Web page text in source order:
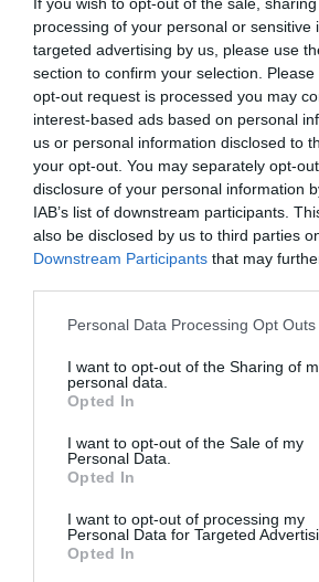
processing of your personal or sensitive
targeted advertising by us, please use
section to confirm your selection.
opt-out request is processed you may
interest-based ads based on personal
us or personal information disclosed to
your opt-out. You may separately opt-
disclosure of your personal information
IAB’s list of downstream participants.
also be disclosed by us to third parties
Downstream Participants that may
Please note that this website/app uses
not limited to your visit or usage
grant or deny consent to Google and its
use your data for below specified
consent section.
Personal Data Processing Opt Outs
I want to opt-out of the Sharing of
personal data.
Opted In
I want to opt-out of the Sale of my
Personal Data.
Opted In
I want to opt-out of processing my
Personal Data for Targeted
Opted In
Sastojci4 vrecice (40 g) pudinga vanilia200
brasna)2 l mlijeka3 vanil secera250 ml
150 g secerakorepetit keksi i lisnato
mlijeka oduzeti oko 400 ml.Ostatak
secer i van. secer.2.Prah za puding i gustin
ml mlijeka.3.
Kada mlijeko zavrije, skloniti ga s vatre,